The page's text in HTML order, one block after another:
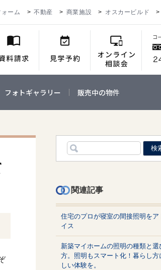
ォーム 不動産 商業施設 オスカービルド
フォトギャラリー 販売中の物件
関連記事
住宅のプロが寝室の間接照明をア
イス
新築マイホームの照明の種類と選
方。照明もスマート化！暮らし方
しい体験を。